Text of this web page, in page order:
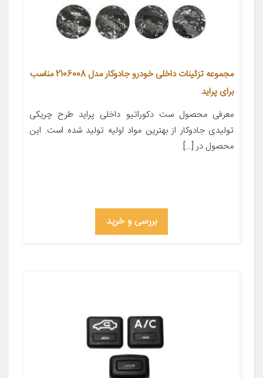
مجموعه تزئینات داخلی خودرو جادوکار مدل 2106008 مناسب
برای پراید
معرفی محصول ست دکوراتیو داخلی پراید طرح چریکی
تولیدی جادوکار از بهترین مواد اولیه تولید شده است. این
محصول در […]
بررسی و خرید